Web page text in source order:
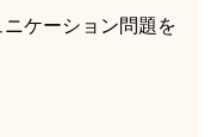
ケーション問題を